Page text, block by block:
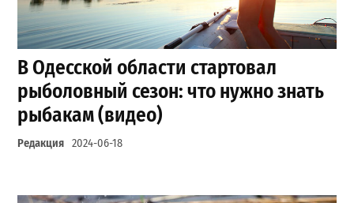
В Одесской области стартовал
рыболовный сезон: что нужно знать
рыбакам (видео)
Редакция 2024-06-18